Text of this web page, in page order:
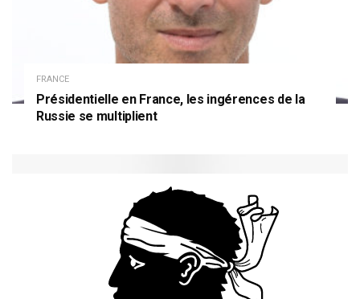
FRANCE
Présidentielle en France, les ingérences de la
Russie se multiplient